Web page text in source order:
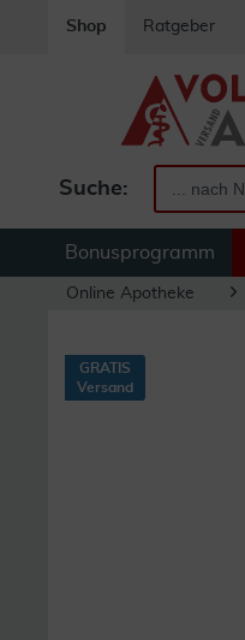
Shop Ratgeber
Suche:
Bonusprogramm
Online Apotheke
GRATIS
Versand